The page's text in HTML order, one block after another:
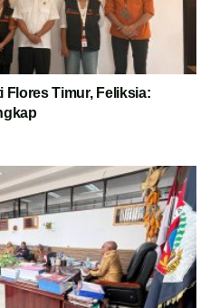
Flores Timur, Feliksia: